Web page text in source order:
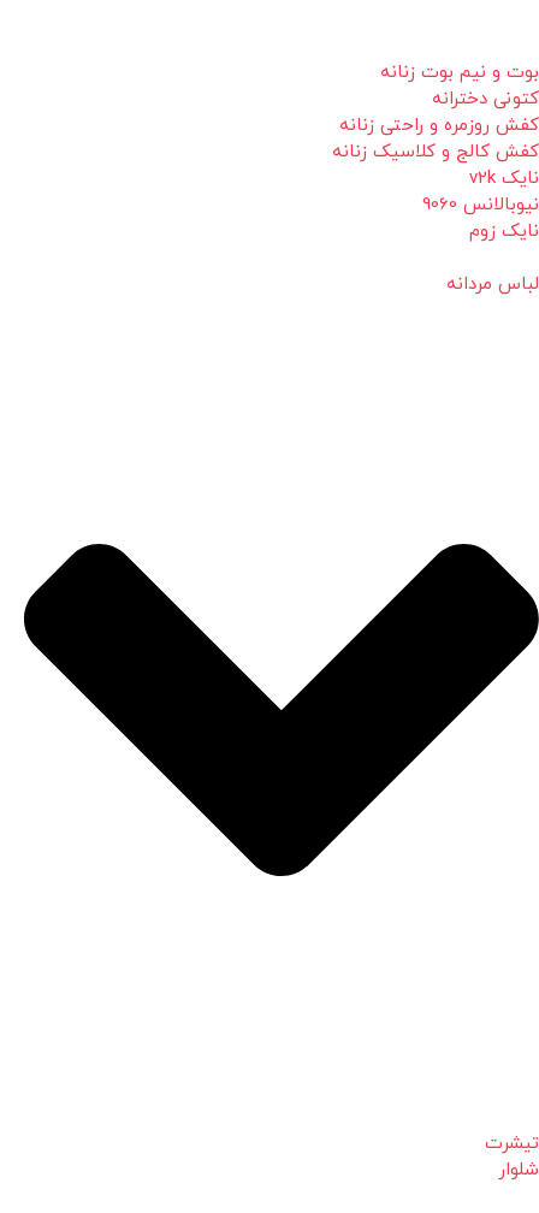
بوت و نیم بوت زنانه
کتونی دخترانه
کفش روزمره و راحتی زنانه
کفش کالج و کلاسیک زنانه
نایک v2k
نیوبالانس 9060
نایک زوم
لباس مردانه
تیشرت
شلوار